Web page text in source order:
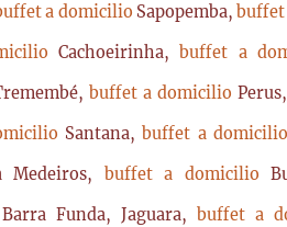
a domicilio Sapopemba,
Cachoeirinha,buffet a
buffet a domicilio
Santana,buffet a domicilio
Medeiros, buffet a domicilio
Barra Funda, Jaguara, buffet a